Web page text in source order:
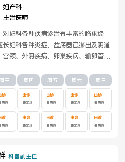
科研动态
妇产科
主治医师
对妇科各种疾病诊治有丰富的临床经
长妇科各种炎症、盆底器官膨出及阴道
宫颈、外阴疾病、卵巢疾病、输卵管疾
情
周三
诊
预约
诊
预约
周四
出诊
去预约
出诊
去预约
周五
出诊
去预约
出诊
去预约
周六
出诊
去预约
出诊
去预约
周日
出诊
去预约
出诊
去预约
科室副主任